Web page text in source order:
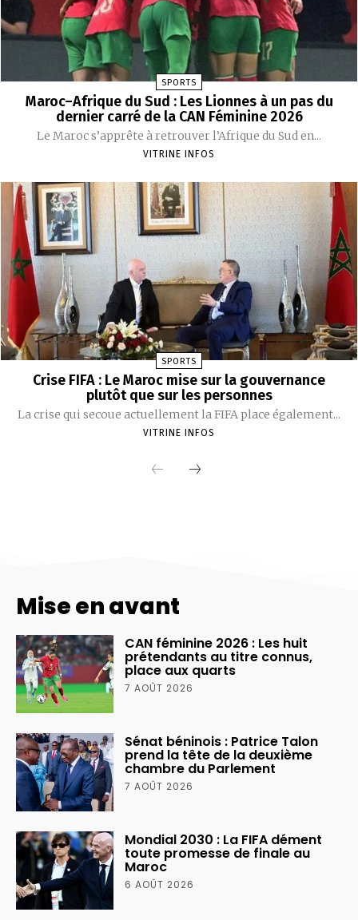
Mise en avant
CAN féminine 2026 : Les huit
prétendants au titre connus,
place aux quarts
7 AOÛT 2026
Sénat béninois : Patrice Talon
prend la tête de la deuxième
chambre du Parlement
7 AOÛT 2026
Mondial 2030 : La FIFA dément
toute promesse de finale au
Maroc
6 AOÛT 2026